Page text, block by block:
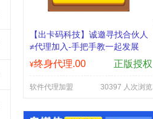
【出卡码科技】诚邀寻找合伙人
≠代理加入-手把手教一起发展
¥终身代理.00 正版授权
软件代理加盟 30397 人次浏览